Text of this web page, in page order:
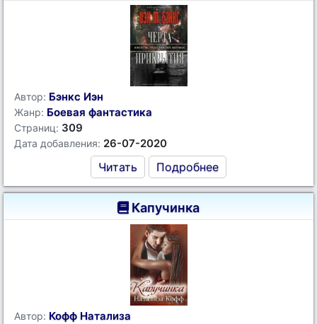
Автор: Бэнкс Иэн
Жанр: Боевая фантастика
Страниц: 309
Дата добавления: 26-07-2020
Читать Подробнее
Капучинка
Автор: Кофф Натализа